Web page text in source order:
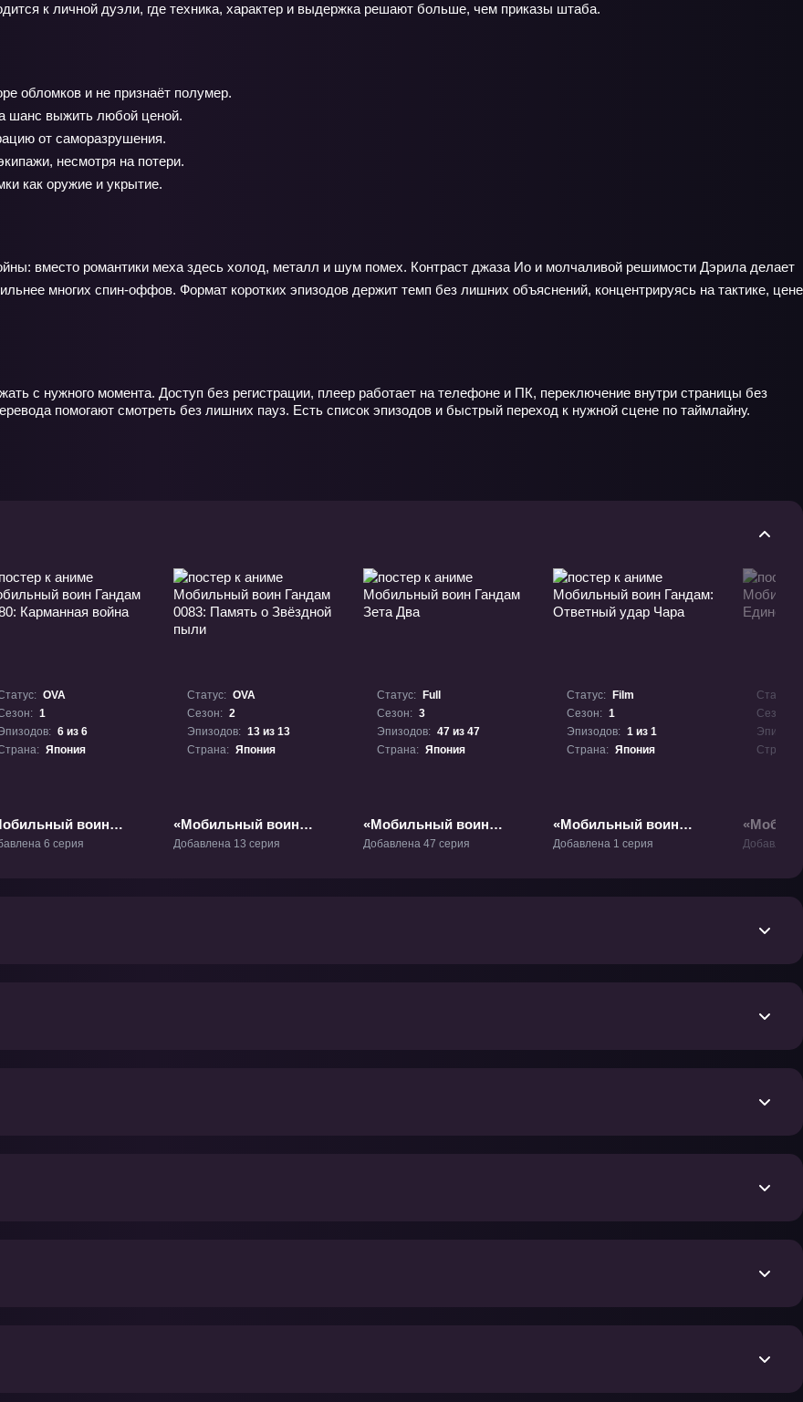
к личной дуэли, где техника, характер и выдержка решают больше, чем приказы штаба.
обломков и не признаёт полумер.
шанс выжить любой ценой.
от саморазрушения.
несмотря на потери.
как оружие и укрытие.
вместо романтики меха здесь холод, металл и шум помех. Контраст джаза Ио и молчаливой решимости Дэрила делает
многих спин‑оффов. Формат коротких эпизодов держит темп без лишних объяснений, концентрируясь на тактике, цене
с нужного момента. Доступ без регистрации, плеер работает на телефоне и ПК, переключение внутри страницы без
помогают смотреть без лишних пауз. Есть список эпизодов и быстрый переход к нужной сцене по таймлайну.
OVA
1
6 из 6
Япония
воин
0080:
6 серия
Статус: OVA
Сезон: 2
Эпизодов: 13 из 13
Страна: Япония
«Мобильный воин
Гандам 0083: Память о
Добавлена 13 серия
Статус:
Full
Сезон: 3
Эпизодов: 47 из 47
Страна: Япония
«Мобильный воин
Гандам Зета Два» ТВ-3
Добавлена 47 серия
Статус:
Film
Сезон: 1
Эпизодов: 1 из 1
Страна: Япония
«Мобильный воин
Гандам: Ответный удар
Добавлена 1 серия
Статус:
Сезон:
Страна:
Гандам:
Добавлена